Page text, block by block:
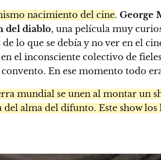
nacimiento del cine. George
del diablo, una película muy
lo que se debía y no ver en el
el inconsciente colectivo de
En ese momento todo
mundial se unen al montar un
alma del difunto. Este show